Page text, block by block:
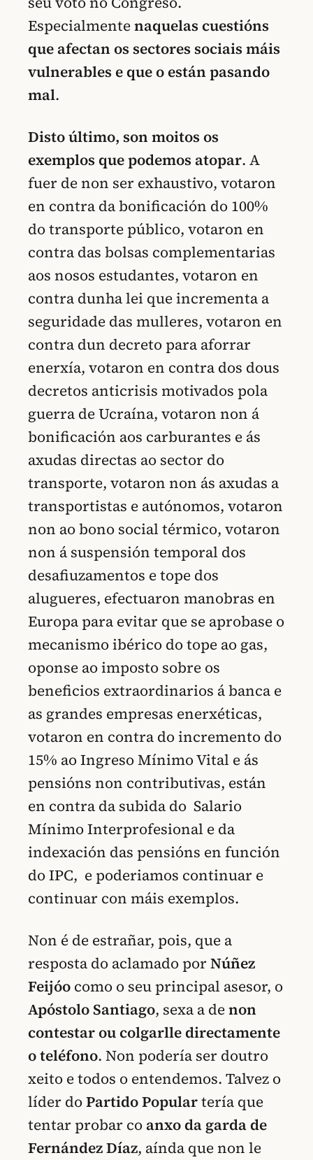
Especialmentenaquelas cuestións
que afectan os sectores sociais máis
vulnerables e que o están pasando
mal.
Disto último, son moitos os
exemplos que podemos atopar. A
fuer de non ser exhaustivo, votaron
en contra da bonificación do 100%
do transporte público, votaron en
contra das bolsas complementarias
aos nosos estudantes, votaron en
contra dunha lei que incrementa a
seguridade das mulleres, votaron en
contra dun decreto para aforrar
enerxía, votaron en contra dos dous
decretos anticrisis motivados pola
guerra de Ucraína, votaron non á
bonificación aos carburantes e ás
axudas directas ao sector do
transporte, votaron non ás axudas a
transportistas e autónomos, votaron
non ao bono social térmico, votaron
non á suspensión temporal dos
desafiuzamentos e tope dos
alugueres, efectuaron manobras en
Europa para evitar que se aprobase o
mecanismo ibérico do tope ao gas,
oponse ao imposto sobre os
beneficios extraordinarios á banca e
as grandes empresas enerxéticas,
votaron en contra do incremento do
15% ao Ingreso Mínimo Vital e ás
pensións non contributivas, están
en contra da subida do Salario
Mínimo Interprofesional e da
indexación das pensións en función
do IPC, e poderiamos continuar e
continuar con máis exemplos.
Non é de estrañar, pois, que a
resposta do aclamado porNúñez
Feijóo como o seu principal asesor, o
Apóstolo Santiago, sexa a denon
contestar ou colgarlle directamente
o teléfono. Non podería ser doutro
xeito e todos o entendemos. Talvez o
líder doPartido Populartería que
tentar probar coanxo da garda de
Fernández Díaz, aínda que non le